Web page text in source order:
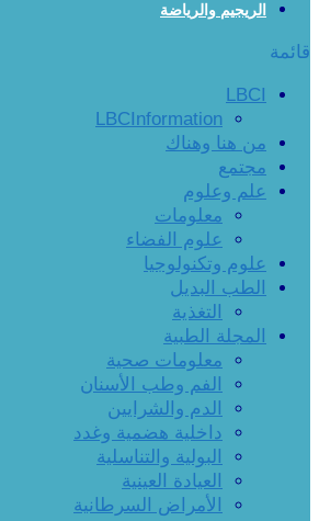
الريجيم والرياضة
قائمة
LBCI
LBCInformation
من هنا وهناك
مجتمع
علم وعلوم
معلومات
علوم الفضاء
علوم وتكنولوجيا
الطب البديل
التغذية
المجلة الطبية
معلومات صحية
الفم وطب الأسنان
الدم والشرايين
داخلية هضمية وغدد
البولية والتناسلية
العيادة العينية
الأمراض السرطانية